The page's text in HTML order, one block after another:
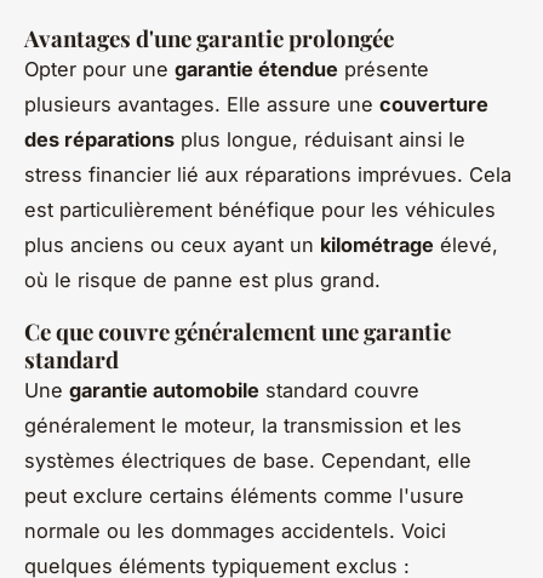
Avantages d'une garantie prolongée
Opter pour une garantie étendue présente
plusieurs avantages. Elle assure une couverture
des réparations plus longue, réduisant ainsi le
stress financier lié aux réparations imprévues. Cela
est particulièrement bénéfique pour les véhicules
plus anciens ou ceux ayant un kilométrage élevé,
où le risque de panne est plus grand.
Ce que couvre généralement une garantie
standard
Une garantie automobile standard couvre
généralement le moteur, la transmission et les
systèmes électriques de base. Cependant, elle
peut exclure certains éléments comme l'usure
normale ou les dommages accidentels. Voici
quelques éléments typiquement exclus :